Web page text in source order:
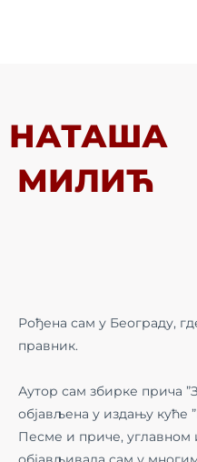
НАТАША
МИЛИЋ
Рођена сам у Београду,
правник.
Аутор сам збирке прича
објављена у издању куће
Песме и приче, углавном
објављивала сам у